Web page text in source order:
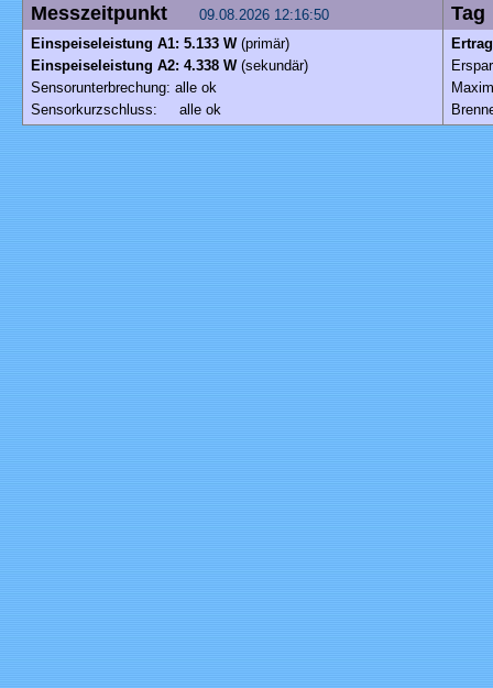
Messzeitpunkt 09.08.2026 12:16:50
Einspeiseleistung A1: 5.133 W (primär)
Einspeiseleistung A2: 4.338 W(sekundär)
Sensorunterbrechung: alle ok
Sensorkurzschluss: alle ok